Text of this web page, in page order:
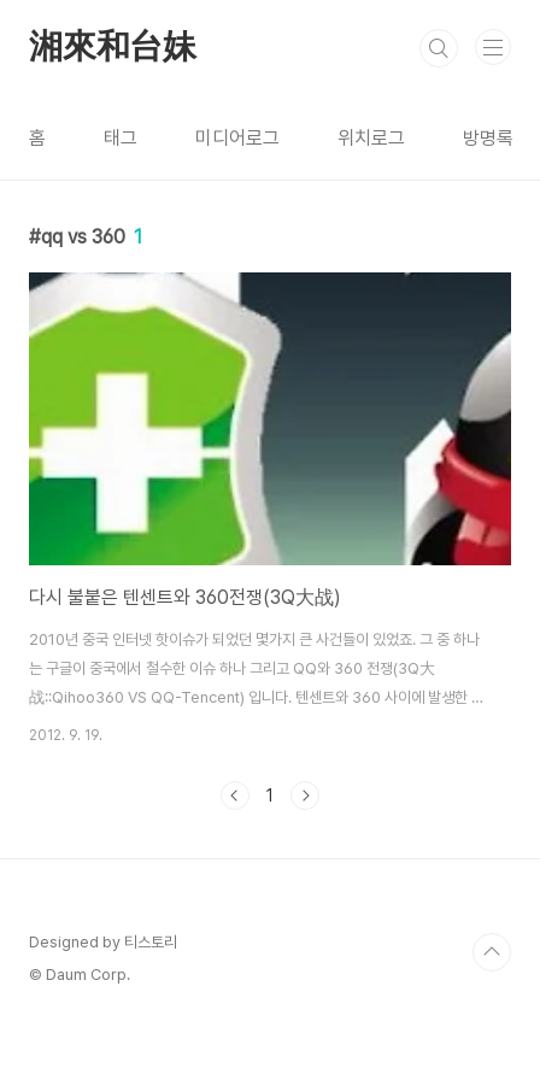
湘來和台妹
홈 태그 미디어로그 위치로그 방명록
qq vs 360 1
다시 불붙은 텐센트와 360전쟁(3Q大战)
2010년 중국 인터넷 핫이슈가 되었던 몇가지 큰 사건들이 있었죠. 그 중 하나
는 구글이 중국에서 철수한 이슈 하나 그리고 QQ와 360 전쟁(3Q大
战::Qihoo360 VS QQ-Tencent) 입니다. 텐센트와 360 사이에 발생한 싸
움이 2년이 지났지만 아직도 두 회사는 싸움이 종결되지 않고 현재 진행형으로
이어지고 있으며, 지난 9월 18일 텐센트(腾讯, Tencent)는 광동(廣東)고등
2012. 9. 19.
1
Designed by 티스토리
© Daum Corp.